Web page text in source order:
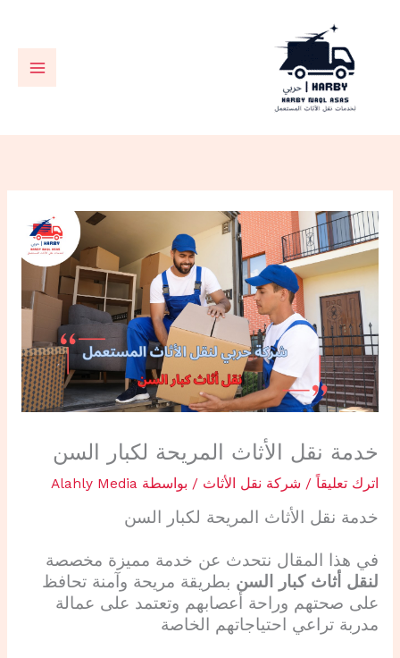
خدمة نقل الأثاث المريحة لكبار السن
اترك تعليقاً / شركة نقل الأثاث / بواسطة Alahly Media
خدمة نقل الأثاث المريحة لكبار السن
في هذا المقال نتحدث عن خدمة مميزة مخصصة
لنقل أثاث كبار السن بطريقة مريحة وآمنة تحافظ
على صحتهم وراحة أعصابهم وتعتمد على عمالة
مدربة تراعي احتياجاتهم الخاصة